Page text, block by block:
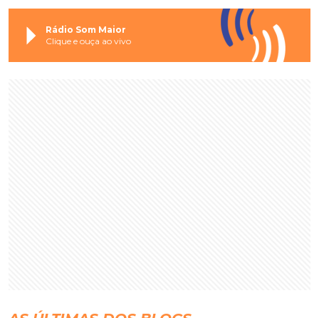
Rádio Som Maior
Clique e ouça ao vivo